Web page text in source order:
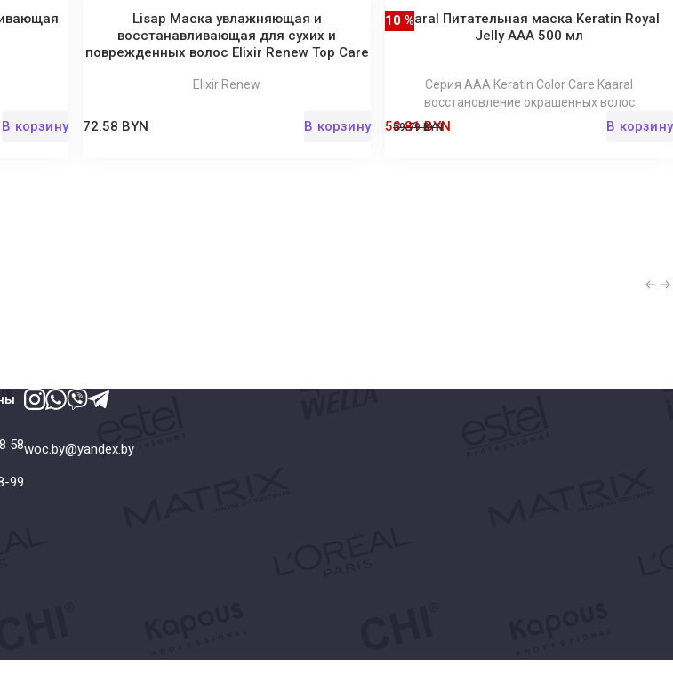
В корзину
Lisap Маска увлажняющая и
восстанавливающая для сухих и
поврежденных волос Elixir Renew Top Care
Elixir Renew
72.58 BYN В корзину
Kaaral Питательная маска Keratin Royal
Jelly ААА 500 мл
10 %
Серия AAA Keratin Color Care Kaaral
восстановление окрашенных волос
59.79 BYN
53.81 BYN В корзину
58
99
woc.by@yandex.by